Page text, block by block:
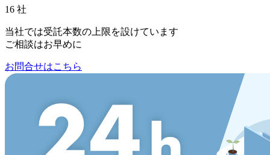
16 社
当社では受託本数の上限を設けています
ご相談はお早めに
お問合せはこちら